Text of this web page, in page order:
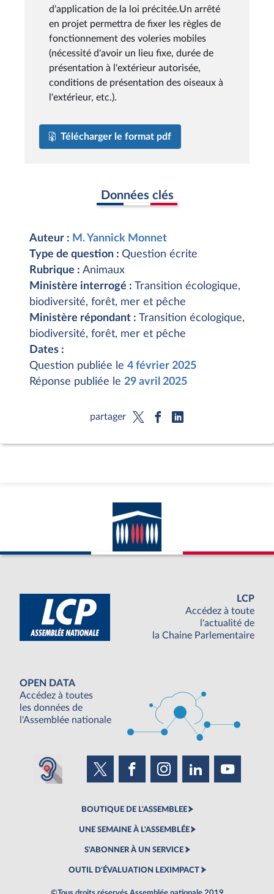
d'application de la loi précitée.Un arrêté
en projet permettra de fixer les règles de
fonctionnement des voleries mobiles
(nécessité d'avoir un lieu fixe, durée de
présentation à l'extérieur autorisée,
conditions de présentation des oiseaux à
l'extérieur, etc.).
Télécharger le format pdf
Données clés
Auteur : M. Yannick Monnet
Type de question : Question écrite
Rubrique : Animaux
Ministère interrogé : Transition écologique,
biodiversité, forêt, mer et pêche
Ministère répondant : Transition écologique,
biodiversité, forêt, mer et pêche
Dates :
Question publiée le 4 février 2025
Réponse publiée le 29 avril 2025
partager
LCP
Accédez à toute
l'actualité de
la Chaine Parlementaire
OPEN DATA
Accédez à toutes
les données de
l'Assemblée nationale
BOUTIQUE DE L'ASSEMBLEE
UNE SEMAINE À L'ASSEMBLÉE
S'ABONNER À UN SERVICE
OUTIL D'ÉVALUATION LEXIMPACT